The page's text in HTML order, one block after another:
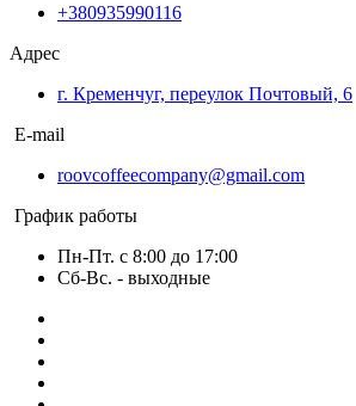
+380935990116
Адрес
г. Кременчуг, переулок Почтовый, 6
E-mail
roovcoffeecompany@gmail.com
График работы
Пн-Пт. с 8:00 до 17:00
Сб-Вс. - выходные